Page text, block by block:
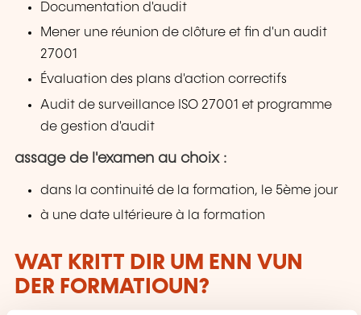
Documentation d'audit
Mener une réunion de clôture et fin d'un audit
27001
Évaluation des plans d'action correctifs
Audit de surveillance ISO 27001 et programme
de gestion d'audit
assage de l'examen au choix :
dans la continuité de la formation, le 5ème jour
à une date ultérieure à la formation
WAT KRITT DIR UM ENN VUN
DER FORMATIOUN?